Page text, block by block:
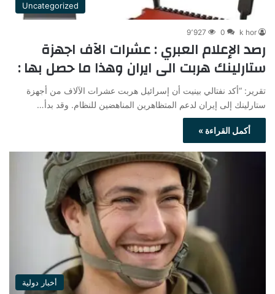
Uncategorized
k hor
0 9٬927
رصد الإعلام العبري : عشرات الآف اجهزة
ستارلينك هربت الى ايران وهذا ما حصل بها :
تقرير: “أكد نفتالي بينيت أن إسرائيل هربت عشرات الآلاف من أجهزة
ستارلينك إلى إيران لدعم المتظاهرين المناهضين للنظام. وقد بدأ…
أكمل القراءة »
أخبار دولية